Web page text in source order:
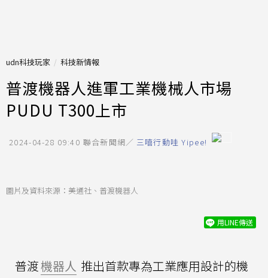
udn科技玩家 科技新情報
普渡機器人進軍工業機械人市場
PUDU T300上市
2024-04-28 09:40 聯合新聞網／ 三嘻行動哇 Yipee!
圖片及資料來源：美通社、普渡機器人
用LINE傳送
普渡機器人 推出首款專為工業應用設計的機